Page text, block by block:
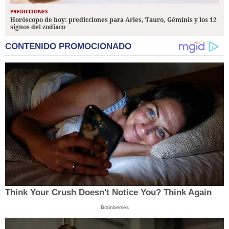
PREDICCIONES
Horóscopo de hoy: predicciones para Aries, Tauro, Géminis y los 12
signos del zodiaco
CONTENIDO PROMOCIONADO
Think Your Crush Doesn't Notice You? Think Again
Brainberries